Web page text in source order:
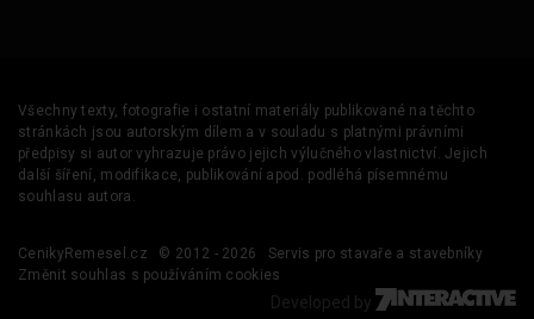
Všechny texty, fotografie i ostatní materiály publikované na těchto
stránkách jsou autorským dílem a v souladu s platnými právními
předpisy si autor vyhrazuje právo jejich výlučného vlastnictví. Jejich
další šíření, modifikace, publikování apod. podléhá písemnému
souhlasu autora.
CenikyRemesel.cz © 2012 - 2026
Servis pro stavaře a stavebníky
Změnit souhlas s používáním cookies
Developed by